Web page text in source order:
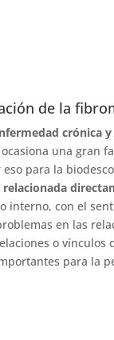
de la
crónica
una gran
para la
interno, con el
en las
o vínculos
para la